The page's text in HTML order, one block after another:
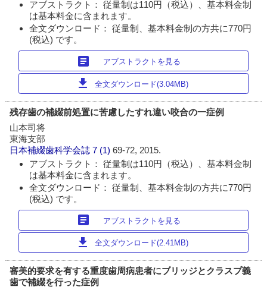
アブストラクト： 従量制は110円（税込）、基本料金制
は基本料金に含まれます。
全文ダウンロード： 従量制、基本料金制の方共に770円
(税込) です。
article アブストラクトを見る
download 全文ダウンロード(3.04MB)
残存歯の補綴前処置に苦慮したすれ違い咬合の一症例
山本司将
東海支部
日本補綴歯科学会誌 7 (1)69-72, 2015.
アブストラクト： 従量制は110円（税込）、基本料金制
は基本料金に含まれます。
全文ダウンロード： 従量制、基本料金制の方共に770円
(税込) です。
article アブストラクトを見る
download 全文ダウンロード(2.41MB)
審美的要求を有する重度歯周病患者にブリッジとクラスプ義
歯で補綴を行った症例